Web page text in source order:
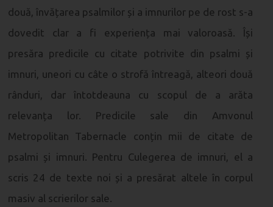
două, învățarea psalmilor și a imnurilor pe de rost s-a
dovedit clar a fi experiența mai valoroasă. Își
presăra predicile cu citate potrivite din psalmi și
imnuri, uneori cu câte o strofă întreagă, alteori două
rânduri, dar întotdeauna cu scopul de a arăta
relevanța lor. Predicile sale din Amvonul
Metropolitan Tabernacle conțin mii de citate de
psalmi și imnuri. Pentru Culegerea de imnuri, el a
scris 24 de texte noi și a presărat altele în corpul
masiv al scrierilor sale.